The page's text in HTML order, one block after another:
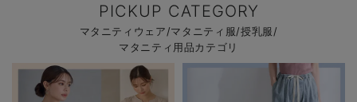
PICKUP CATEGORY
マタニティウェア/マタニティ服/授乳服/
マタニティ用品カテゴリ